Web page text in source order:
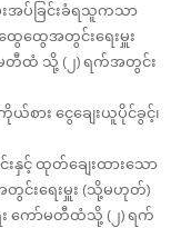
အပ်ခြင်းခံရသူကသာ
ေထွေအတွင်းရေးမှူး
မတီထံ သို့ (၂) ရက်အတွင်း
စား ငွေချေးယူပိုင်ခွင့်၊
းနှင့် ထုတ်ချေးထားသော
တွင်းရေးမှူး (သို့မဟုတ်)
ေး ကော်မတီထံသို့ (၂) ရက်